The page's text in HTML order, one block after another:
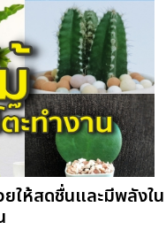
ยให้สดชื่นและมีพลังใน